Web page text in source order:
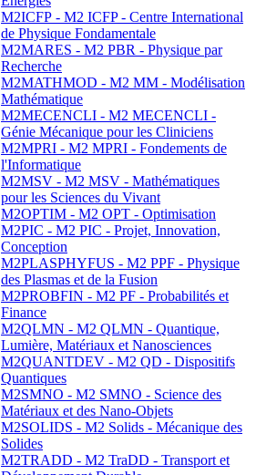
M2ICFP - M2 ICFP - Centre International
de Physique Fondamentale
M2MARES - M2 PBR - Physique par
Recherche
M2MATHMOD - M2 MM - Modélisation
Mathématique
M2MECENCLI - M2 MECENCLI -
Génie Mécanique pour les Cliniciens
M2MPRI - M2 MPRI - Fondements de
l'Informatique
M2MSV - M2 MSV - Mathématiques
pour les Sciences du Vivant
M2OPTIM - M2 OPT - Optimisation
M2PIC - M2 PIC - Projet, Innovation,
Conception
M2PLASPHYFUS - M2 PPF - Physique
des Plasmas et de la Fusion
M2PROBFIN - M2 PF - Probabilités et
Finance
M2QLMN - M2 QLMN - Quantique,
Lumière, Matériaux et Nanosciences
M2QUANTDEV - M2 QD - Dispositifs
Quantiques
M2SMNO - M2 SMNO - Science des
Matériaux et des Nano-Objets
M2SOLIDS - M2 Solids - Mécanique des
Solides
M2TRADD - M2 TraDD - Transport et